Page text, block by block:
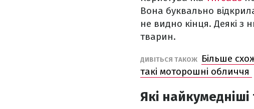
Вона буквально
не видно кінця. Деякі з
тварин.
ДИВІТЬСЯ ТАКОЖ
Більше
такі моторошні обличчя
Які